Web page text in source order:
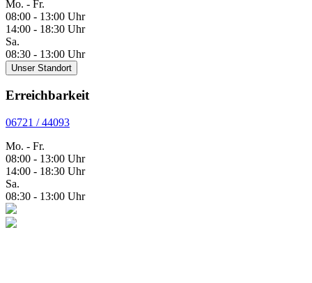
Mo. - Fr.
08:00 - 13:00 Uhr
14:00 - 18:30 Uhr
Sa.
08:30 - 13:00 Uhr
Unser Standort
Erreichbarkeit
06721 / 44093
Mo. - Fr.
08:00 - 13:00 Uhr
14:00 - 18:30 Uhr
Sa.
08:30 - 13:00 Uhr